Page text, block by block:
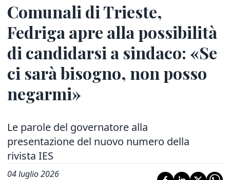
Comunali di Trieste,
Fedriga apre alla possibilità
di candidarsi a sindaco: «Se
ci sarà bisogno, non posso
negarmi»
Le parole del governatore alla
presentazione del nuovo numero della
rivista IES
04 luglio 2026